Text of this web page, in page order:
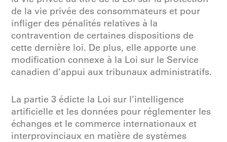
de la vie privée des consommateurs et pour
infliger des pénalités relatives à la
contravention de certaines dispositions de
cette dernière loi. De plus, elle apporte une
modification connexe à la Loi sur le Service
canadien d’appui aux tribunaux administratifs.
La partie 3 édicte la Loi sur l’intelligence
artificielle et les données pour réglementer les
échanges et le commerce internationaux et
interprovinciaux en matière de systèmes